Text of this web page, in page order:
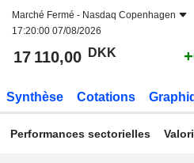
Marché Fermé - Nasdaq Copenhagen
17:20:00 07/08/2026
17 110,00 DKK
Synthèse Cotations
Performances sectorielles